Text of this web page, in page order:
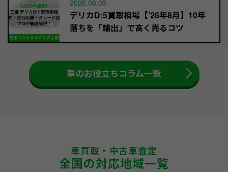
2026.08.05
デリカD:5買取相場【’26年8月】10年
落ちを「輸出」で高く売るコツ
車のお役立ちコラム一覧
車買取・中古車査定
全国の対応地域一覧